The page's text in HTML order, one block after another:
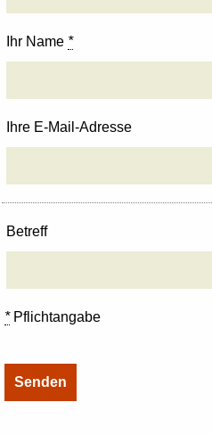
Ihr Name *
Ihre E-Mail-Adresse
Betreff
*Pflichtangabe